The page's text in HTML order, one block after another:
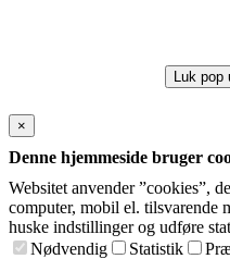
Luk
×
Denne hjemmeside bruger
Websitet anvender ”cookies”,
computer, mobil el. tilsvarende
huske indstillinger og udføre
Nødvendig
Statistik